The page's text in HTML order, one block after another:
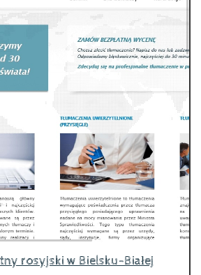
rosyjski w Bielsku-Białej